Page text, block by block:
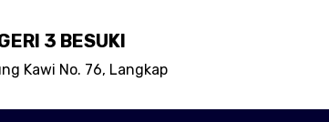
3 BESUKI
Kawi No. 76, Langkap